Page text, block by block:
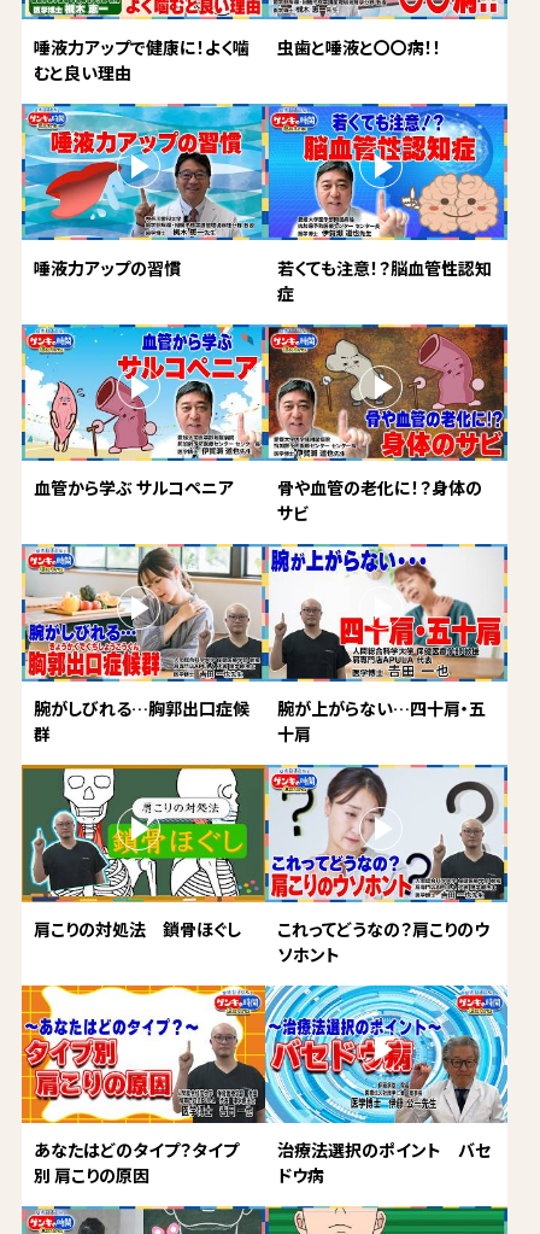
唾液力アップで健康に！よく噛
むと良い理由
虫歯と唾液と〇〇病！！
唾液力アップの習慣
若くても注意！？脳血管性認知
症
血管から学ぶ サルコペニア
骨や血管の老化に！？身体の
サビ
腕がしびれる…胸郭出口症候
群
腕が上がらない…四十肩・五
十肩
肩こりの対処法 鎖骨ほぐし
これってどうなの？肩こりのウ
ソホント
あなたはどのタイプ？タイプ
別 肩こりの原因
治療法選択のポイント バセ
ドウ病